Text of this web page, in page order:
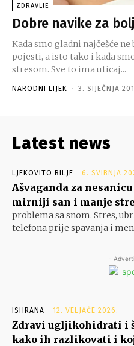
ZDRAVLJE
Dobre navike za
Kada smo gladni najčešće
pojesti, a isto tako i kada
stresom. Sve to ima uticaj...
NARODNI LIJEK - 3. SIJEČNJA
Latest news
LJEKOVITO BILJE 6. SVIBNJA
Ašvaganda za
mirniji san i manje
problema sa snom. Stres,
telefona prije spavanja i
-
ISHRANA 12. VELJAČE 2026.
Zdravi ugljikohidrati i
kako ih razlikovati i